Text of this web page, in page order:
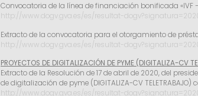
Convocatoria de la línea de financiación bonificada «IVF
http://www.dogv.gva.es/es/resultat-
Extracto de la convocatoria para el otorgamiento de
http://www.dogv.gva.es/es/resultat-
PROYECTOS DE DIGITALIZACIÓN DE PYME (DIGITALIZA-CV
Extracto de la Resolución de 17 de abril de 2020, del
de digitalización de pyme (DIGITALIZA-CV
http://www.dogv.gva.es/es/resultat-